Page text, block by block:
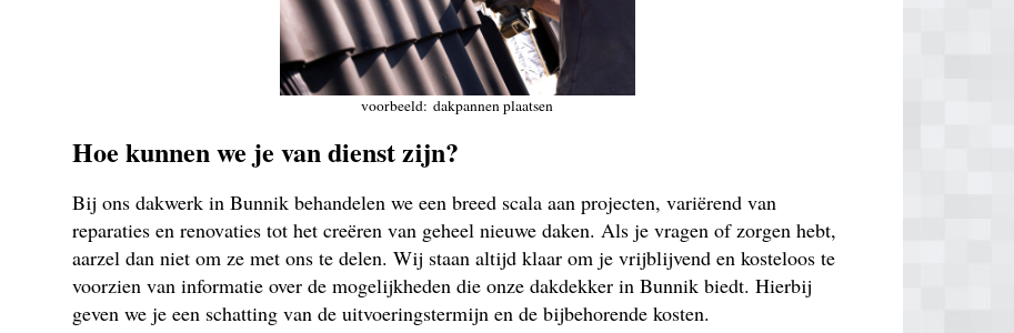
voorbeeld: dakpannen plaatsen
Hoe kunnen we je van dienst zijn?
Bij ons dakwerk in Bunnik behandelen we een breed scala aan projecten, variërend van
reparaties en renovaties tot het creëren van geheel nieuwe daken. Als je vragen of zorgen hebt,
aarzel dan niet om ze met ons te delen. Wij staan altijd klaar om je vrijblijvend en kosteloos te
voorzien van informatie over de mogelijkheden die onze dakdekker in Bunnik biedt. Hierbij
geven we je een schatting van de uitvoeringstermijn en de bijbehorende kosten.